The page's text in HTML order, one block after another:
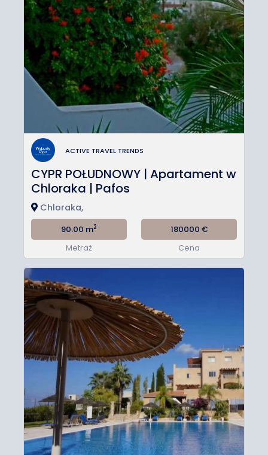
ACTIVE TRAVEL TRENDS
CYPR POŁUDNOWY | Apartament w
Chloraka | Pafos
Chloraka,
90.00 m2
Metraż
180000 €
Cena